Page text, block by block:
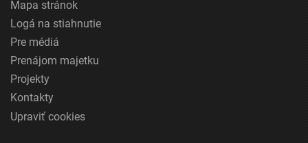
Mapa stránok
Logá na stiahnutie
Pre médiá
Prenájom majetku
Projekty
Kontakty
Upraviť cookies